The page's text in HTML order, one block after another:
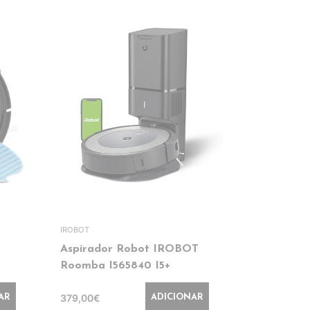
IROBOT
Aspirador Robot IROBOT
Roomba I565840 I5+
379,00€ ADICIONAR